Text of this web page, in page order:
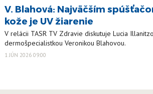
V. Blahová: Najväčším
kože je UV žiarenie
V relácii TASR TV Zdravie diskutuje Lucia
dermošpecialistkou Veronikou Blahovou.
1 JÚN 2026 09:00